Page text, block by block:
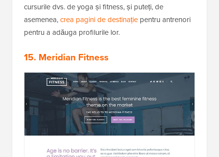
cursurile dvs. de yoga și fitness, și puteți, de
asemenea,crea pagini de destinație pentru antrenori
pentru a adăuga profilurile lor.
15. Meridian Fitness